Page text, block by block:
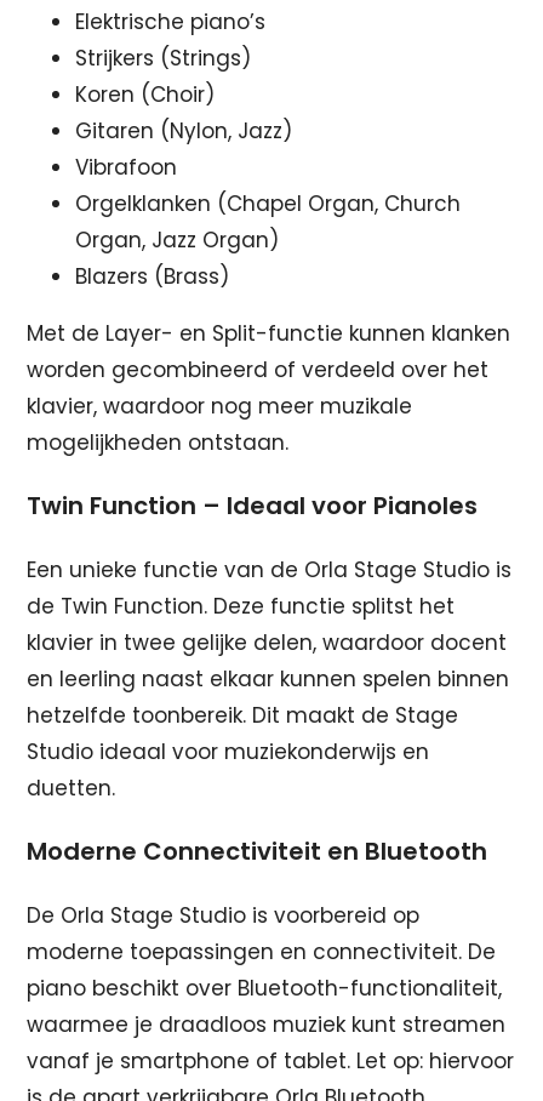
Elektrische piano’s
Strijkers (Strings)
Koren (Choir)
Gitaren (Nylon, Jazz)
Vibrafoon
Orgelklanken (Chapel Organ, Church
Organ, Jazz Organ)
Blazers (Brass)
Met de Layer- en Split-functie kunnen klanken
worden gecombineerd of verdeeld over het
klavier, waardoor nog meer muzikale
mogelijkheden ontstaan.
Twin Function – Ideaal voor Pianoles
Een unieke functie van de Orla Stage Studio is
de Twin Function. Deze functie splitst het
klavier in twee gelijke delen, waardoor docent
en leerling naast elkaar kunnen spelen binnen
hetzelfde toonbereik. Dit maakt de Stage
Studio ideaal voor muziekonderwijs en
duetten.
Moderne Connectiviteit en Bluetooth
De Orla Stage Studio is voorbereid op
moderne toepassingen en connectiviteit. De
piano beschikt over Bluetooth-functionaliteit,
waarmee je draadloos muziek kunt streamen
vanaf je smartphone of tablet. Let op: hiervoor